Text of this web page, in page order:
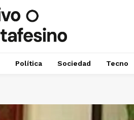
Política Sociedad Tecno